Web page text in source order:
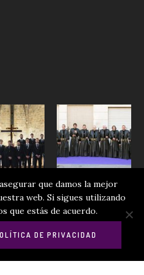
Santa de Sagunto (Valencia)
que damos la mejor
web. Si sigues utilizando
que estás de acuerdo.
DE PRIVACIDAD